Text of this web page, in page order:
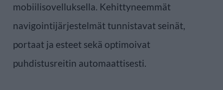
mobiilisovelluksella. Kehittyneemmät
navigointijärjestelmät tunnistavat seinät,
portaat ja esteet sekä optimoivat
puhdistusreitin automaattisesti.